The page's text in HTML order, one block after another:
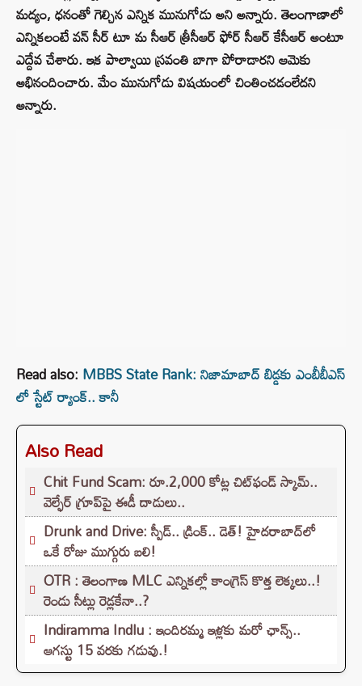
మద్యం, ధనంతో గెల్చిన ఎన్నిక మునుగోడు అని అన్నారు. తెలంగాణాలో
ఎన్నికలంటే వన్ సీర్ టూ మ సీఆర్ త్రీసీఆర్ ఫోర్ సీఆర్ కేసీఆర్ అంటూ
ఎద్దేవ చేశారు. ఇక పాల్వాయి స్రవంతి బాగా పోరాడారని ఆమెకు
అభినందించారు. మేం మునుగోడు విషయంలో చింతించడంలేదని
అన్నారు.
Read also: MBBS State Rank: నిజామాబాద్‌ బిడ్డకు ఎంబీబీఎస్‌
లో స్టేట్‌ ర్యాంక్‌.. కానీ
Also Read
Chit Fund Scam: రూ.2,000 కోట్ల చిట్‌ఫండ్ స్కామ్..
వెల్ఫేర్ గ్రూప్‌పై ఈడీ దాడులు..
Drunk and Drive: స్పీడ్‌.. డ్రింక్‌.. డెత్‌! హైదరాబాద్‌లో
ఒకే రోజు ముగ్గురు బలి!
OTR : తెలంగాణ MLC ఎన్నికల్లో కాంగ్రెస్ కొత్త లెక్కలు..!
రెండు సీట్లు రెడ్లకేనా..?
Indiramma Indlu : ఇందిరమ్మ ఇళ్లకు మరో ఛాన్స్..
ఆగస్టు 15 వరకు గడువు.!